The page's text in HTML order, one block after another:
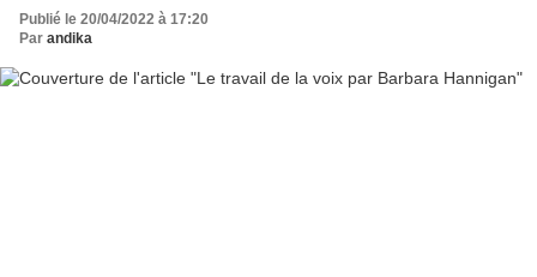
Publié le 20/04/2022 à 17:20
Par andika